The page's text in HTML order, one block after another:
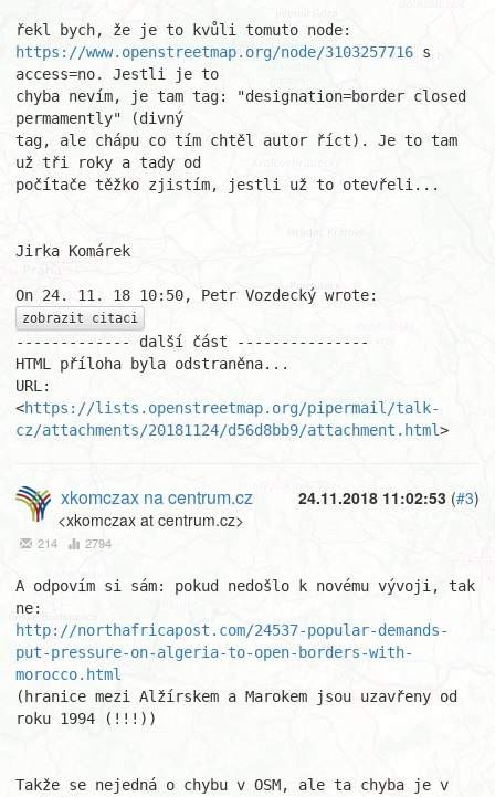
https://www.openstreetmap.org/node/3103257716 s
access=no. Jestli je to
chyba nevím, je tam tag: "designation=border closed
permamently" (divný
tag, ale chápu co tím chtěl autor říct). Je to tam
už tři roky a tady od
počítače těžko zjistím, jestli už to otevřeli...
Jirka Komárek
zobrazit citaci
------------- další část ---------------
HTML příloha byla odstraněna...
URL:
<https://lists.openstreetmap.org/pipermail/talk-
cz/attachments/20181124/d56d8bb9/attachment.html>
24.11.2018 11:02:53 (#3)
xkomczax na centrum.cz
<xkomczax at centrum.cz>
214 2794
A odpovím si sám: pokud nedošlo k novému vývoji, tak
http://northafricapost.com/24537-popular-demands-
put-pressure-on-algeria-to-open-borders-with-
morocco.html
(hranice mezi Alžírskem a Marokem jsou uzavřeny od
roku 1994 (!!!))
Takže se nejedná o chybu v OSM, ale ta chyba je v